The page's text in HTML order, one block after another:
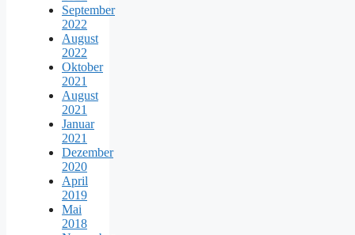
September
2022
August
2022
Oktober
2021
August
2021
Januar
2021
Dezember
2020
April
2019
Mai
2018